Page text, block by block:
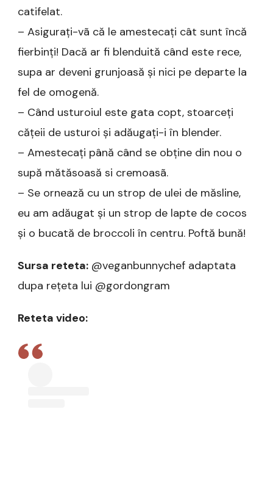
catifelat.
– Asigurați-vã că le amestecați cât sunt încă
fierbinți! Dacă ar fi blenduită când este rece,
supa ar deveni grunjoasă și nici pe departe la
fel de omogenă.
– Când usturoiul este gata copt, stoarceți
cățeii de usturoi și adăugați-i în blender.
– Amestecați până când se obține din nou o
supă mătăsoasă si cremoasã.
– Se ornează cu un strop de ulei de măsline,
eu am adăugat și un strop de lapte de cocos
și o bucată de broccoli în centru. Poftă bună!
Sursa reteta: @veganbunnychef adaptata
dupa rețeta lui @gordongram
Reteta video: